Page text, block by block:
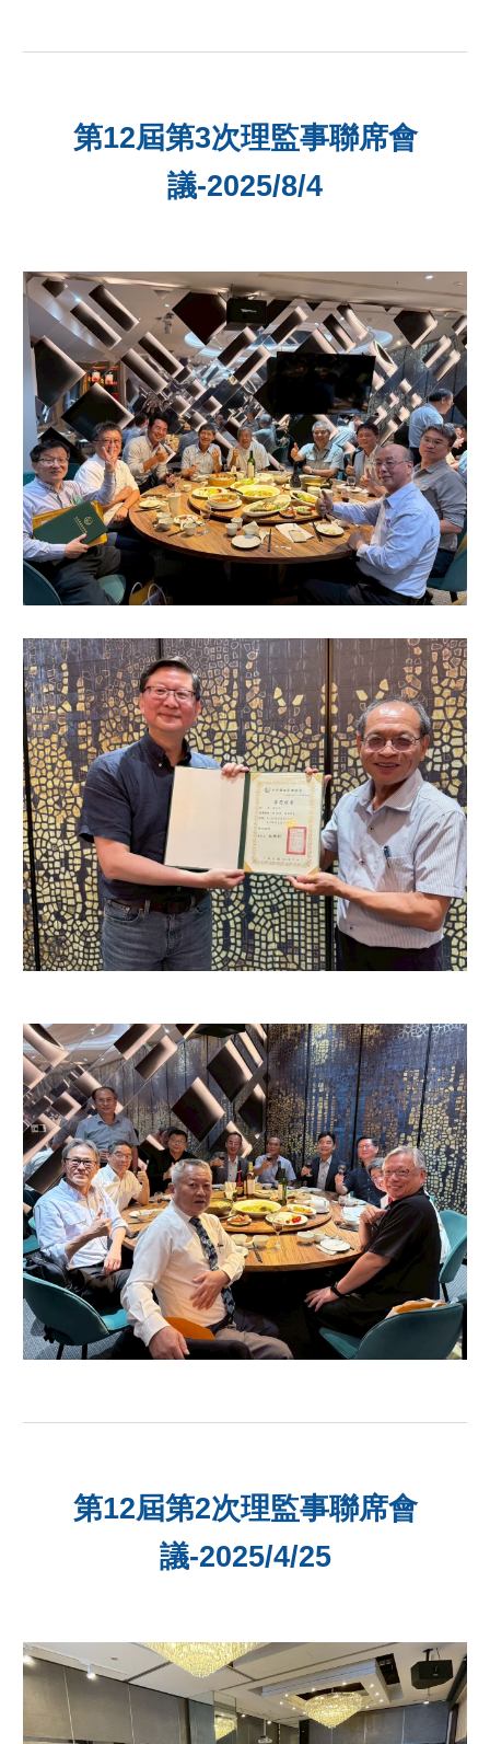
第12屆第3次理監事聯席會
議-2025/8/4
第12屆第2次理監事聯席會
議-2025/4/25